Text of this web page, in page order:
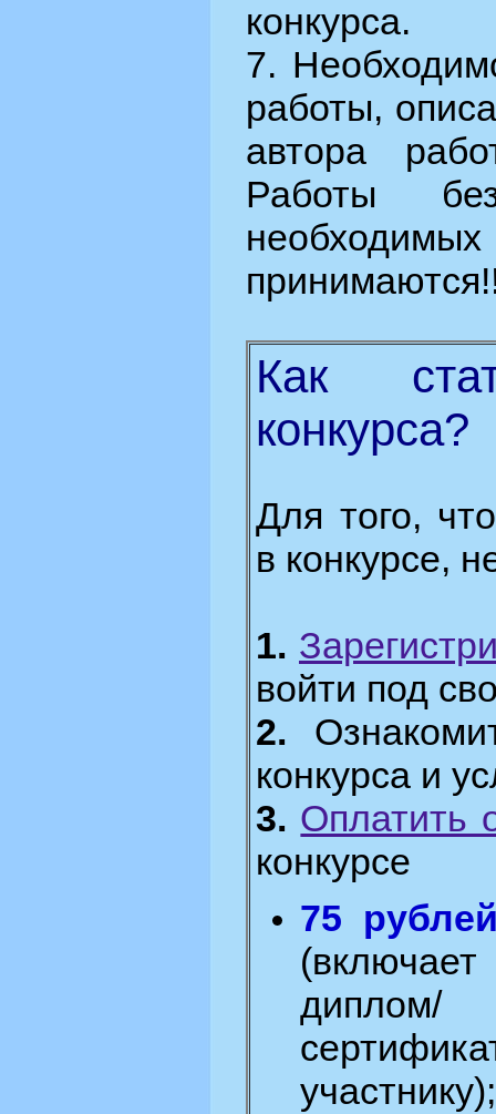
конкурса.
7.
работы,
автора
Работы
Как
конкурса?
Для того,
в конкурсе,
1.
войти под
2.
конкурса и
3. Оплатить
конкурсе
75
диплом/
участнику);